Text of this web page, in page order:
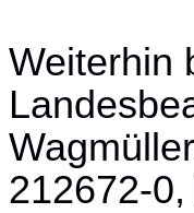
Weiterhin
212672-